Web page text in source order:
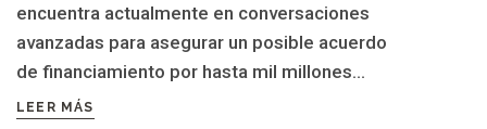
encuentra actualmente en conversaciones
avanzadas para asegurar un posible acuerdo
de financiamiento por hasta mil millones...
LEER MÁS